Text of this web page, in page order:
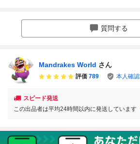
質問する
Mandrakes World さん
評価 789 本人確
スピード発送
この出品者は平均24時間以内に発送しています